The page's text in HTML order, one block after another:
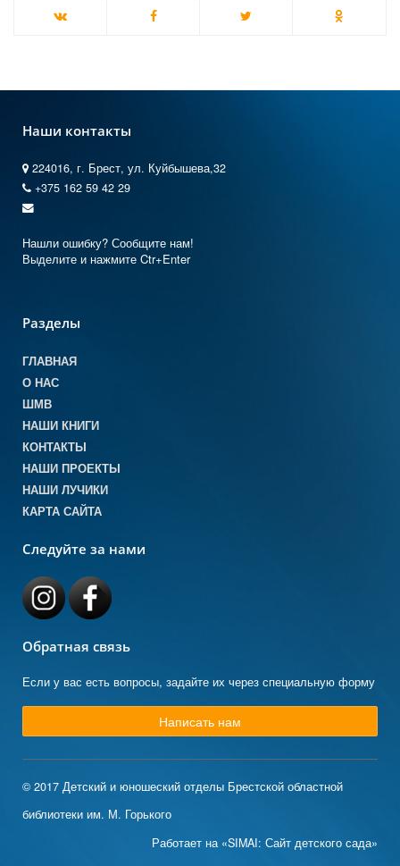
Наши контакты
224016, г. Брест, ул. Куйбышева,32
+375 162 59 42 29
Нашли ошибку? Сообщите нам!
Выделите и нажмите Ctr+Enter
Разделы
ГЛАВНАЯ
О НАС
ШМВ
НАШИ КНИГИ
КОНТАКТЫ
НАШИ ПРОЕКТЫ
НАШИ ЛУЧИКИ
КАРТА САЙТА
Следуйте за нами
Обратная связь
Если у вас есть вопросы, задайте их через специальную форму
Написать нам
© 2017 Детский и юношеский отделы Брестской областной
библиотеки им. М. Горького
Работает на «SIMAI: Сайт детского сада»